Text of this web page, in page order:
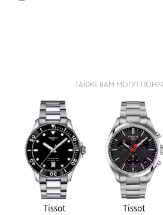
ТАКЖЕ ВАМ МОГУТ
Tissot Tissot